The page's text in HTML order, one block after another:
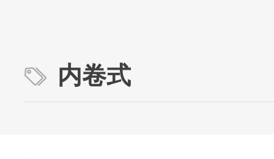
内卷式